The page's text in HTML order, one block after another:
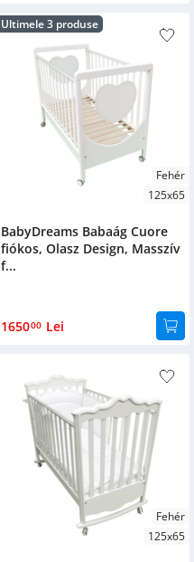
Ultimele 3 produse
Fehér
125x65
BabyDreams Babaág Cuore
fiókos, Olasz Design, Masszív
f...
165000 Lei
Fehér
125x65